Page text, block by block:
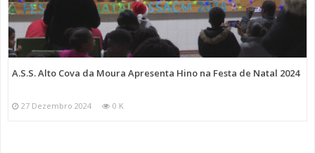
A.S.S. Alto Cova da Moura Apresenta Hino na Festa de Natal 2024
27 Dezembro 2024 0 K